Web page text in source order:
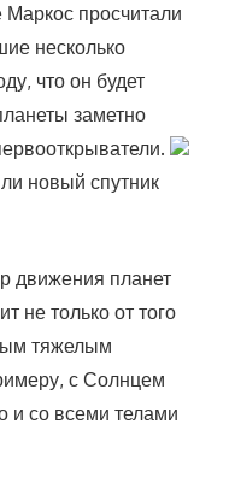
просчитали
несколько
что он будет
заметно
новый спутник
движения планет
не только от того
тяжелым
с Солнцем
и со всеми телами